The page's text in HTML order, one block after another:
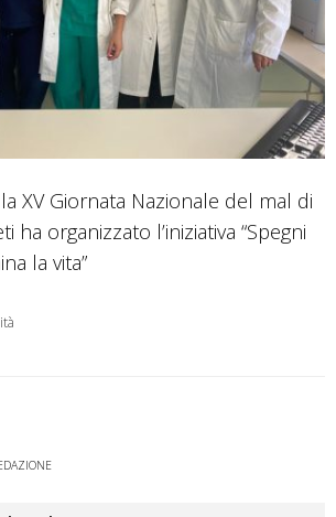
XV Giornata Nazionale del mal di
ha organizzato l’iniziativa “Spegni
la vita”